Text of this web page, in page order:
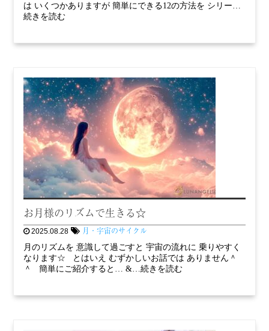
は いくつかありますが 簡単にできる12の方法を シリー…
続きを読む
お月様のリズムで生きる☆
2025.08.28 月・宇宙のサイクル
月のリズムを 意識して過ごすと 宇宙の流れに 乗りやすく
なります☆ とはいえ むずかしいお話では ありません＾
＾ 簡単にご紹介すると… &…続きを読む